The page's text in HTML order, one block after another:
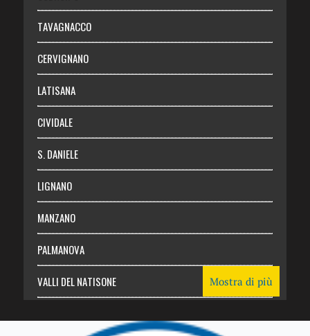
Chi siamo
Abbonati
Login
TAVAGNACCO
CERVIGNANO
LATISANA
CIVIDALE
S. DANIELE
LIGNANO
MANZANO
PALMANOVA
VALLI DEL NATISONE Mostra di più